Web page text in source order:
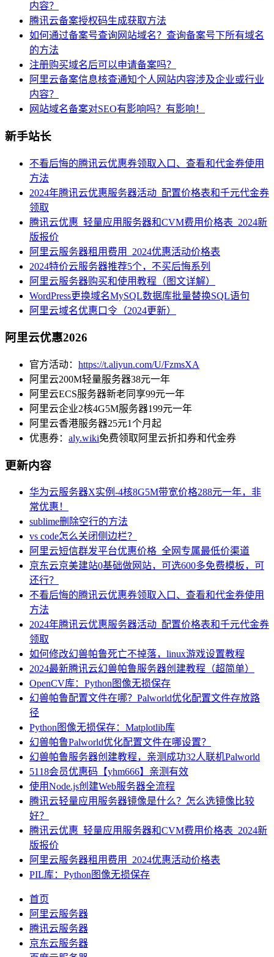
内容？
腾讯云备案授权码生成获取方法
如何通过备案号查询网站域名？查询备案号下所有域名
的方法
注册购买域名后可以申请备案吗？
阿里云备案信息核查通知个人网站内容涉及企业或行业
内容？
网站域名备案对SEO有影响吗？有影响！
新手站长
不看后悔的腾讯云优惠券领取入口、查看和代金券使用
方法
2024年腾讯云优惠服务器活动_配置价格表和千元代金券
领取
腾讯云优惠_轻量应用服务器和CVM费用价格表_2024新
版报价
阿里云服务器租用费用_2024优惠活动价格表
2024特价云服务器推荐5个，不买后悔系列
阿里云服务器购买和使用教程（图文详解）
WordPress更换域名MySQL数据库批量替换SQL语句
阿里云域名优惠口令（2024更新）
阿里云优惠2026
官方活动： https://t.aliyun.com/U/FzmsXA
阿里云200M轻量服务器38元一年
阿里云ECS服务器新老同享99元一年
阿里云企业2核4G5M服务器199元一年
阿里云香港服务器25元1个月起
优惠券： aly.wiki免费领取阿里云折扣券和代金券
更新内容
华为云服务器X实例-4核8G5M带宽价格288元一年，非
常优惠！
sublime删除空行的方法
vs code怎么关闭侧边栏？
阿里云短信群发平台优惠价格_全网专属最低价渠道
京东云京美建站0基础做网站，可选600多免费模板，可
还行？
不看后悔的腾讯云优惠券领取入口、查看和代金券使用
方法
2024年腾讯云优惠服务器活动_配置价格表和千元代金券
领取
如何修改幻兽帕鲁死亡不掉落，linux游戏设置教程
2024最新腾讯云幻兽帕鲁服务器创建教程（超简单）
OpenCV库：Python图像无损保存
幻兽帕鲁配置文件在哪？Palworld优化配置文件存放路
径
Python图像无损保存：Matplotlib库
幻兽帕鲁Palworld优化配置文件在哪设置？
幻兽帕鲁服务器创建教程，亲测成功32人联机Palworld
5118会员优惠码【yhm666】亲测有效
使用Node.js创建Web服务器全流程
腾讯云轻量应用服务器镜像是什么？怎么选镜像比较
好？
腾讯云优惠_轻量应用服务器和CVM费用价格表_2024新
版报价
阿里云服务器租用费用_2024优惠活动价格表
PIL库：Python图像无损保存
首页
阿里云服务器
腾讯云服务器
京东云服务器